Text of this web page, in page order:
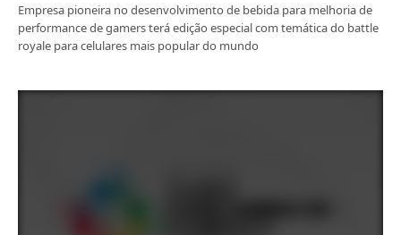
Empresa pioneira no desenvolvimento de bebida para melhoria de
performance de gamers terá edição especial com temática do battle
royale para celulares mais popular do mundo